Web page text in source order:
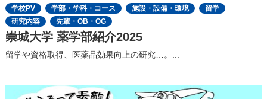
学校PV
学部・学科・コース 施設・設備・環境
留学
研究内容
先輩・OB・OG
崇城大学 薬学部紹介2025
留学や資格取得、医薬品効果向上の研究…。...